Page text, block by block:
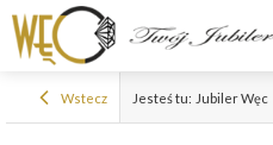
Wstecz Jesteś tu: Jubiler Węc